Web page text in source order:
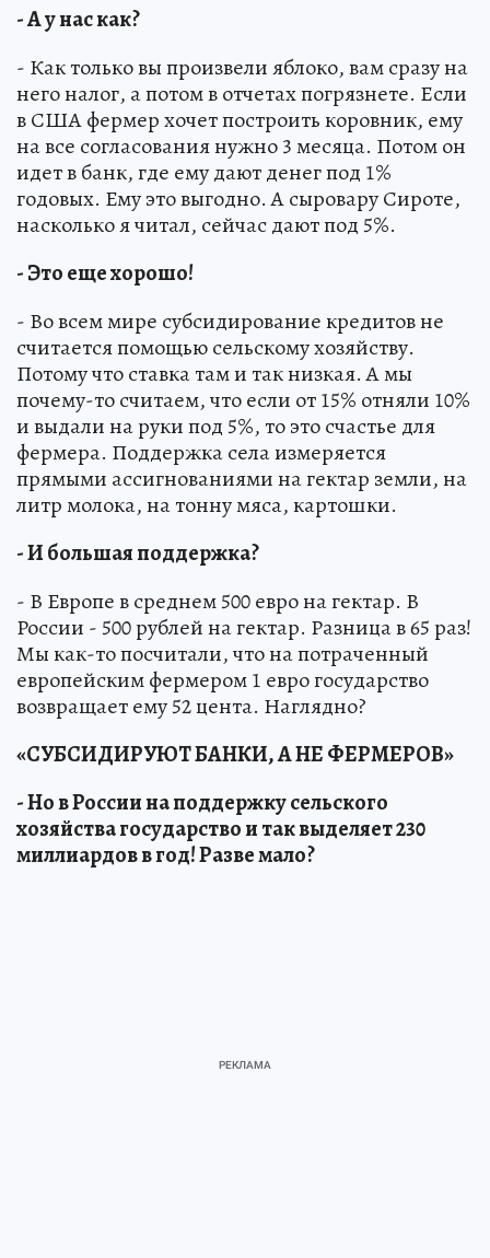
- А у нас как?
- Как только вы произвели яблоко, вам сразу на
него налог, а потом в отчетах погрязнете. Если
в США фермер хочет построить коровник, ему
на все согласования нужно 3 месяца. Потом он
идет в банк, где ему дают денег под 1%
годовых. Ему это выгодно. А сыровару Сироте,
насколько я читал, сейчас дают под 5%.
- Это еще хорошо!
- Во всем мире субсидирование кредитов не
считается помощью сельскому хозяйству.
Потому что ставка там и так низкая. А мы
почему-то считаем, что если от 15% отняли 10%
и выдали на руки под 5%, то это счастье для
фермера. Поддержка села измеряется
прямыми ассигнованиями на гектар земли, на
литр молока, на тонну мяса, картошки.
- И большая поддержка?
- В Европе в среднем 500 евро на гектар. В
России - 500 рублей на гектар. Разница в 65 раз!
Мы как-то посчитали, что на потраченный
европейским фермером 1 евро государство
возвращает ему 52 цента. Наглядно?
«СУБСИДИРУЮТ БАНКИ, А НЕ ФЕРМЕРОВ»
- Но в России на поддержку сельского
хозяйства государство и так выделяет 230
миллиардов в год! Разве мало?